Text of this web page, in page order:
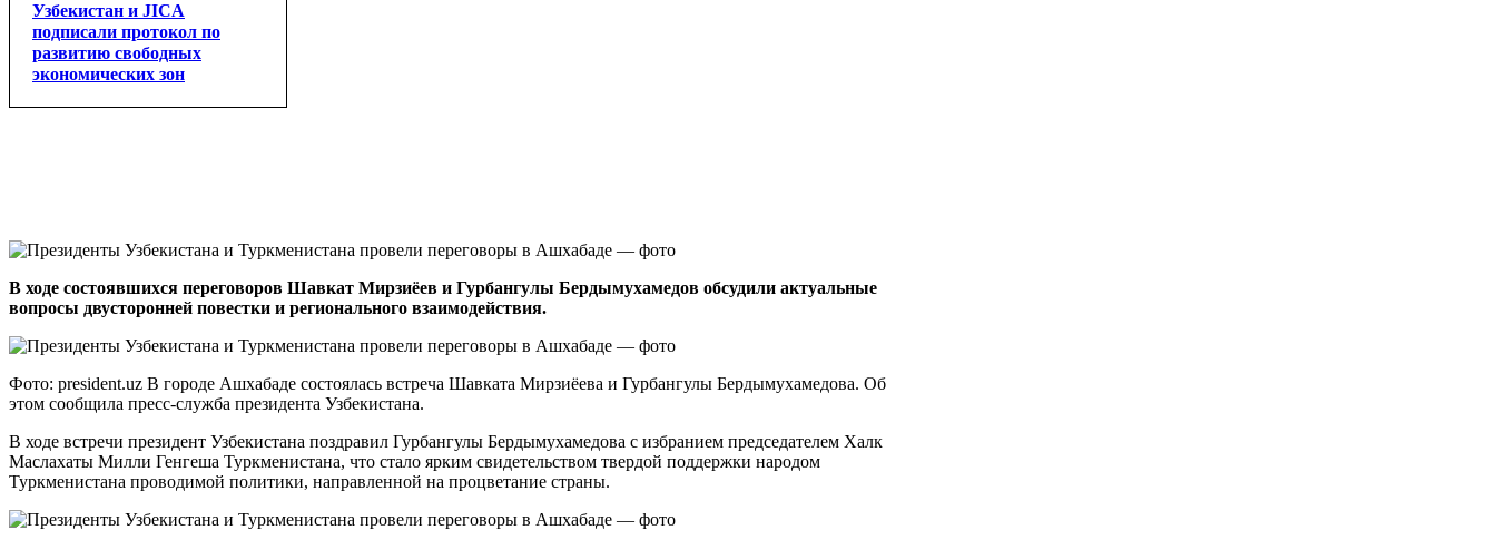
Узбекистан и JICA
подписали протокол по
развитию свободных
экономических зон
В ходе состоявшихся переговоров Шавкат Мирзиёев и Гурбангулы Бердымухамедов обсудили актуальные
вопросы двусторонней повестки и регионального взаимодействия.
Фото: president.uz В городе Ашхабаде состоялась встреча Шавката Мирзиёева и Гурбангулы Бердымухамедова. Об
этом сообщила пресс-служба президента Узбекистана.
В ходе встречи президент Узбекистана поздравил Гурбангулы Бердымухамедова с избранием председателем Халк
Маслахаты Милли Генгеша Туркменистана, что стало ярким свидетельством твердой поддержки народом
Туркменистана проводимой политики, направленной на процветание страны.